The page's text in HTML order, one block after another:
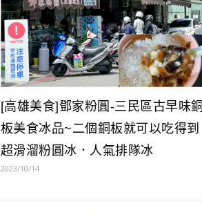
[高雄美食]鄧家粉圓-三民區古早味銅
板美食冰品~二個銅板就可以吃得到
超滑溜粉圓冰．人氣排隊冰
2023/10/14